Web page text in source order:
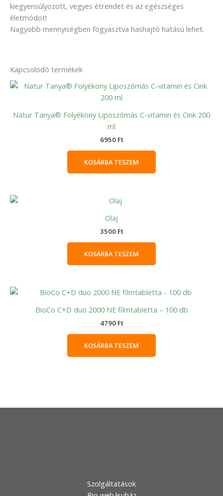
kiegyensúlyozott, vegyes étrendet és az egészséges
életmódot!
Nagyobb mennyiségben fogyasztva hashajtó hatású lehet.
Kapcsolódó termékek
Natur Tanya® Folyékony Liposzómás C-vitamin és Cink 200
ml
6950 Ft
KOSÁRBA TESZEM
Olaj
3500 Ft
KOSÁRBA TESZEM
BioCo C+D duo 2000 NE filmtabletta – 100 db
4790 Ft
KOSÁRBA TESZEM
Szolgáltatások